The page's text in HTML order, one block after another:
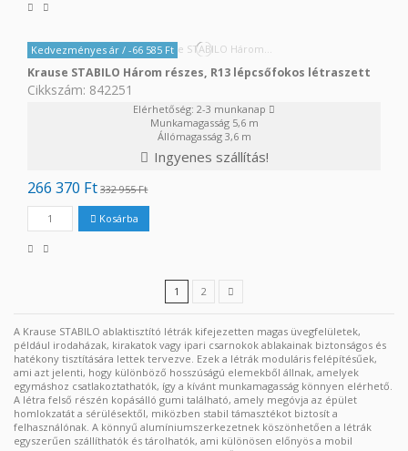
Kedvezményes ár/ -66 585 Ft
Krause STABILO Három részes, R13 lépcsőfokos létraszett
Cikkszám: 842251
Elérhetőség: 2-3 munkanap
Munkamagasság 5,6 m
Állómagasság 3,6 m
Ingyenes szállítás!
266 370 Ft 332 955 Ft
Kosárba
1 2
A Krause STABILO ablaktisztító létrák kifejezetten magas üvegfelületek,
például irodaházak, kirakatok vagy ipari csarnokok ablakainak biztonságos és
hatékony tisztítására lettek tervezve. Ezek a létrák moduláris felépítésűek,
ami azt jelenti, hogy különböző hosszúságú elemekből állnak, amelyek
egymáshoz csatlakoztathatók, így a kívánt munkamagasság könnyen elérhető.
A létra felső részén kopásálló gumi található, amely megóvja az épület
homlokzatát a sérülésektől, miközben stabil támasztékot biztosít a
felhasználónak. A könnyű alumíniumszerkezetnek köszönhetően a létrák
egyszerűen szállíthatók és tárolhatók, ami különösen előnyös a mobil